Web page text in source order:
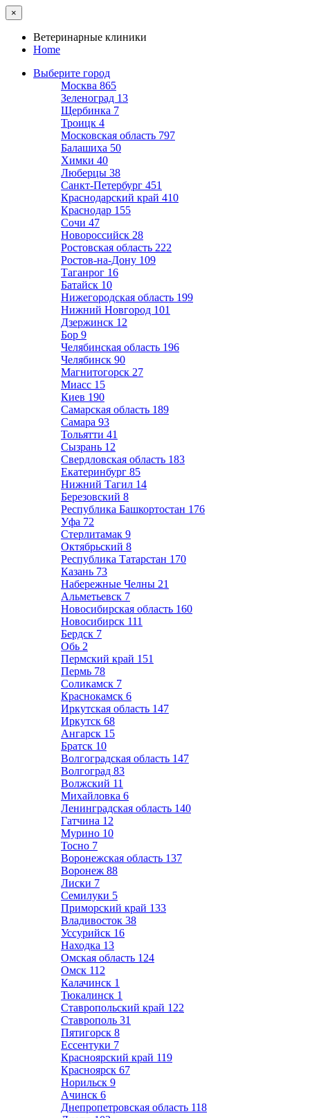
×
Ветеринарные клиники
Home
Выберите город
Москва 865
Зеленоград 13
Щербинка 7
Троицк 4
Московская область 797
Балашиха 50
Химки 40
Люберцы 38
Санкт-Петербург 451
Краснодарский край 410
Краснодар 155
Сочи 47
Новороссийск 28
Ростовская область 222
Ростов-на-Дону 109
Таганрог 16
Батайск 10
Нижегородская область 199
Нижний Новгород 101
Дзержинск 12
Бор 9
Челябинская область 196
Челябинск 90
Магнитогорск 27
Миасс 15
Киев 190
Самарская область 189
Самара 93
Тольятти 41
Сызрань 12
Свердловская область 183
Екатеринбург 85
Нижний Тагил 14
Березовский 8
Республика Башкортостан 176
Уфа 72
Стерлитамак 9
Октябрьский 8
Республика Татарстан 170
Казань 73
Набережные Челны 21
Альметьевск 7
Новосибирская область 160
Новосибирск 111
Бердск 7
Обь 2
Пермский край 151
Пермь 78
Соликамск 7
Краснокамск 6
Иркутская область 147
Иркутск 68
Ангарск 15
Братск 10
Волгоградская область 147
Волгоград 83
Волжский 11
Михайловка 6
Ленинградская область 140
Гатчина 12
Мурино 10
Тосно 7
Воронежская область 137
Воронеж 88
Лиски 7
Семилуки 5
Приморский край 133
Владивосток 38
Уссурийск 16
Находка 13
Омская область 124
Омск 112
Калачинск 1
Тюкалинск 1
Ставропольский край 122
Ставрополь 31
Пятигорск 8
Ессентуки 7
Красноярский край 119
Красноярск 67
Норильск 9
Ачинск 6
Днепропетровская область 118